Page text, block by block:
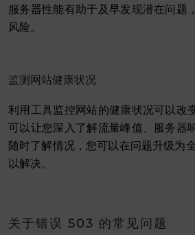
服务器性能有助于及早发现潜在问题
风险。
监测网站健康状况
利用工具监控网站的健康状况可以改
可以让您深入了解流量峰值、服务器
随时了解情况，您可以在问题升级为
以解决。
关于错误 503 的常见问题